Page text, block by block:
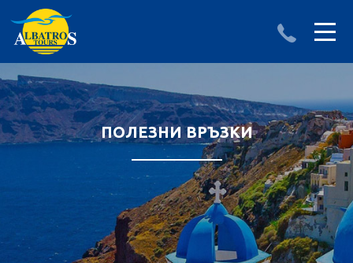
ДЕСТИНАЦИИ
АЛБАНИЯ
ТУРЦИЯ
ИЗПРАТИ ЗАПИТВАНЕ
ПОЛЕЗНИ ВРЪЗКИ